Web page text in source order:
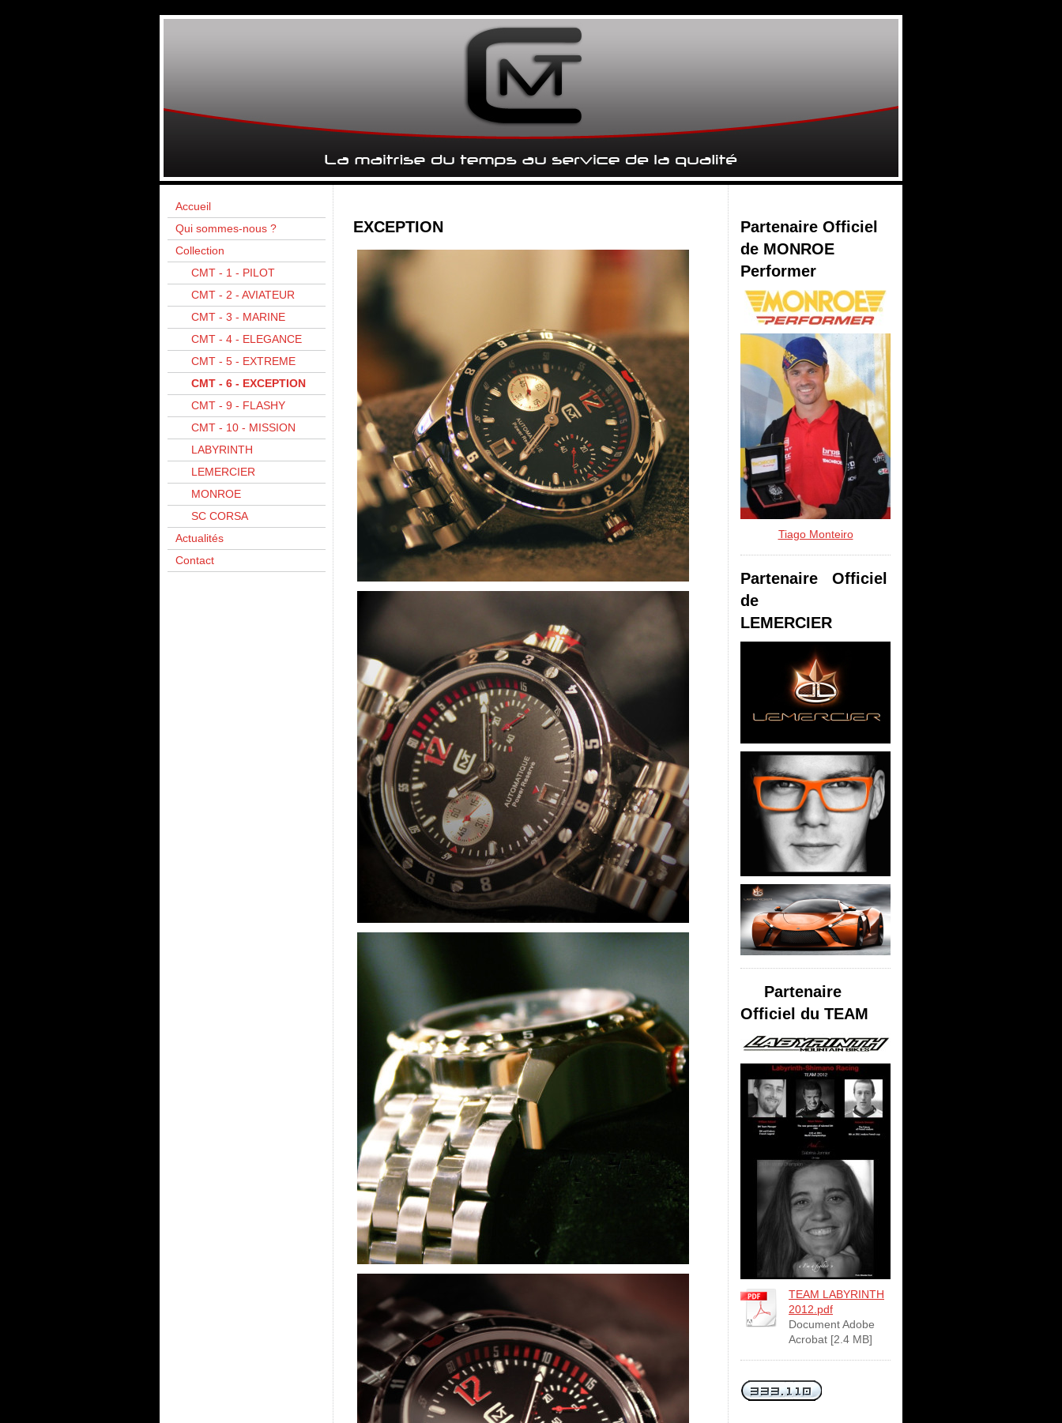
Accueil
Qui sommes-nous ?
Collection
CMT - 1 - PILOT
CMT - 2 - AVIATEUR
CMT - 3 - MARINE
CMT - 4 - ELEGANCE
CMT - 5 - EXTREME
CMT - 6 - EXCEPTION
CMT - 9 - FLASHY
CMT - 10 - MISSION
LABYRINTH
LEMERCIER
MONROE
SC CORSA
Actualités
Contact
EXCEPTION
Partenaire Officiel
de MONROE
Performer
Tiago Monteiro
Partenaire Officiel
de
LEMERCIER
Partenaire
Officiel du TEAM
TEAM LABYRINTH
2012.pdf
Document Adobe
Acrobat [2.4 MB]